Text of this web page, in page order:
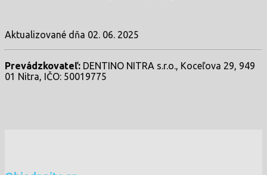
Aktualizované dňa 02. 06. 2025
Prevádzkovateľ: DENTINO NITRA s.r.o., Koceľova 29, 949
01 Nitra, IČO: 50019775